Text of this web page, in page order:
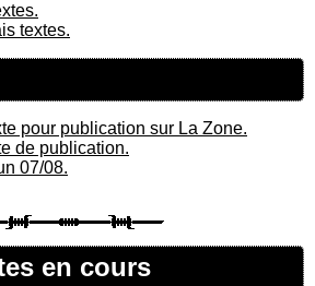
textes.
pour publication sur La Zone.
de publication.
07/08.
en cours